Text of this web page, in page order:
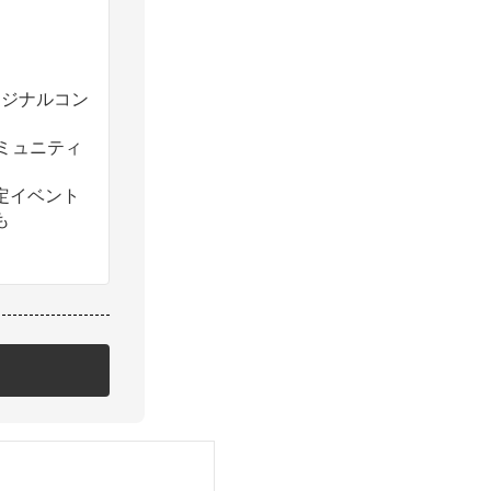
ナルコン
ュニティ
イベント